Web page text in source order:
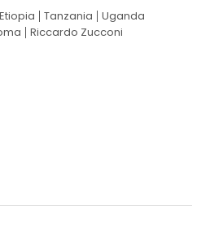
Etiopia Tanzania
Uganda
Riccardo Zucconi